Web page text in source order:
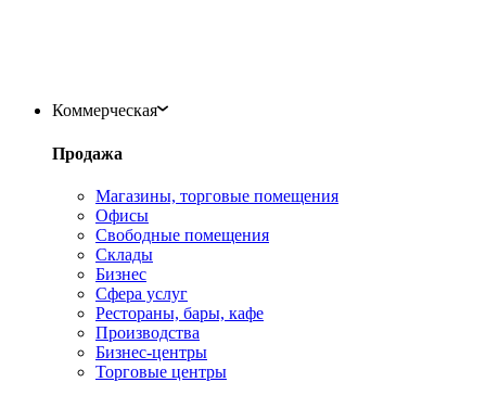
Коммерческая
Продажа
Магазины, торговые помещения
Офисы
Свободные помещения
Склады
Бизнес
Сфера услуг
Рестораны, бары, кафе
Производства
Бизнес-центры
Торговые центры